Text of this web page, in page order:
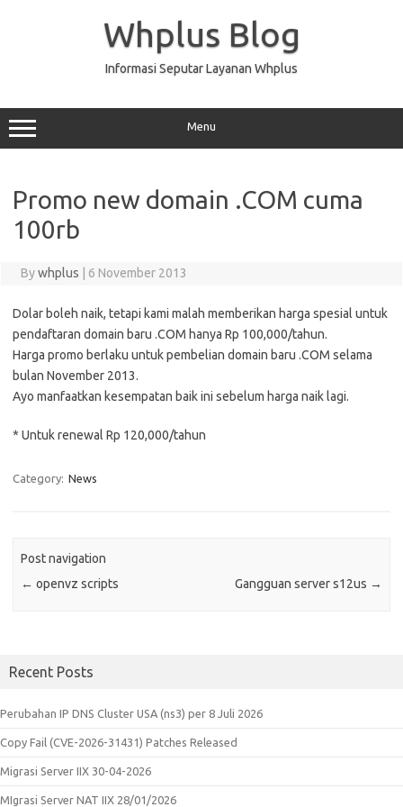
Whplus Blog
Informasi Seputar Layanan Whplus
Menu
Promo new domain .COM cuma
100rb
Bywhplus 6 November 2013
Dolar boleh naik, tetapi kami malah memberikan harga spesial untuk
pendaftaran domain baru .COM hanya Rp 100,000/tahun.
Harga promo berlaku untuk pembelian domain baru .COM selama
bulan November 2013.
Ayo manfaatkan kesempatan baik ini sebelum harga naik lagi.
* Untuk renewal Rp 120,000/tahun
Category: News
Post navigation
← openvz scripts Gangguan server s12us →
Recent Posts
Perubahan IP DNS Cluster USA (ns3) per 8 Juli 2026
Copy Fail (CVE-2026-31431) Patches Released
Migrasi Server IIX 30-04-2026
MIgrasi Server NAT IIX 28/01/2026